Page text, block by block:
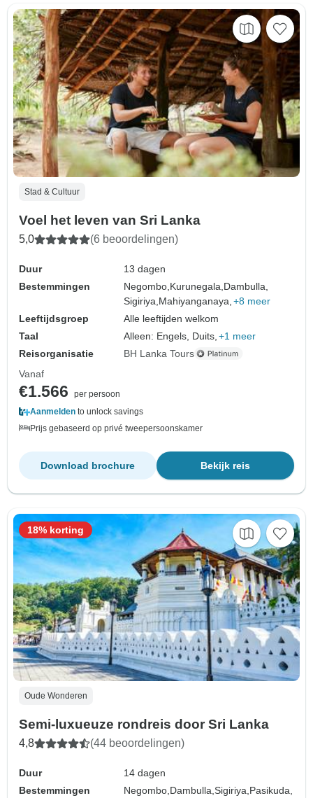
Stad & Cultuur
Voel het leven van Sri Lanka
5,0 (6 beoordelingen)
Duur
13 dagen
Bestemmingen
Negombo, Kurunegala, Dambulla,
Sigiriya, Mahiyanganaya, +8 meer
Leeftijdsgroep
Alle leeftijden welkom
Taal
Alleen: Engels, Duits, +1 meer
Reisorganisatie
BH Lanka Tours
Vanaf
€1.566
per persoon
Aanmelden to unlock savings
Prijs gebaseerd op privé tweepersoonskamer
Bekijk reis
Download brochure
Oude Wonderen
Semi-luxueuze rondreis door Sri Lanka
4,8 (44 beoordelingen)
Duur
14 dagen
Bestemmingen
Negombo, Dambulla,Sigiriya, Pasikuda,
18% korting